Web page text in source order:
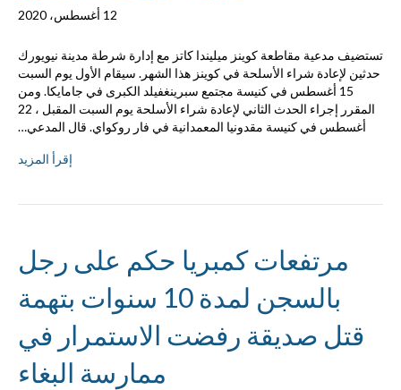
12 أغسطس، 2020
تستضيف مدعية مقاطعة كوينز ميليندا كاتز مع إدارة شرطة مدينة نيويورك
حدثين لإعادة شراء الأسلحة في كوينز هذا الشهر. سيقام الأول يوم السبت
15 أغسطس في كنيسة مجتمع سبرينغفيلد الكبرى في جامايكا. ومن
المقرر إجراء الحدث الثاني لإعادة شراء الأسلحة يوم السبت المقبل ، 22
أغسطس في كنيسة مقدونيا المعمدانية في فار روكواي. قال المدعي…
إقرأ المزيد
مرتفعات كمبريا حكم على رجل
بالسجن لمدة 10 سنوات بتهمة
قتل صديقة رفضت الاستمرار في
ممارسة البغاء